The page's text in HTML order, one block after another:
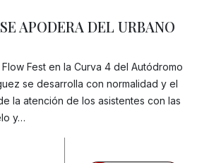
Gracias!
APODERA DEL URBANO
Fest en la Curva 4 del Autódromo
se desarrolla con normalidad y el
la atención de los asistentes con las
y…